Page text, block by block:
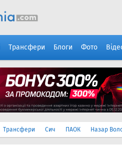
Трансфери Блоги Фото
Трансфери Сич ПАОК Назар